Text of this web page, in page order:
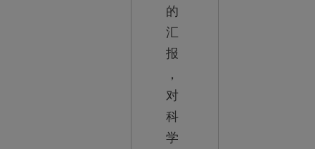
的
汇
报
，
对
科
学